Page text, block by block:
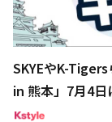
SKYEやK-
in 熊本」7月4日